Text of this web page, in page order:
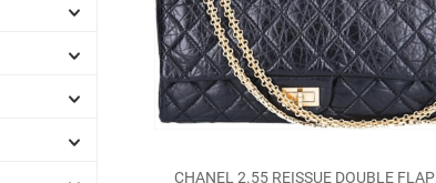
CHANEL 2.55 REISSUE DOUBLE FLAP